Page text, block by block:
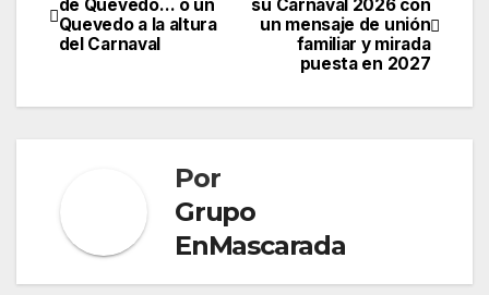
m
e
T
l
m
a
de
su Carnaval 2026 con
un mensaje de unión
familiar y mirada
puesta en 2027
de Quevedo… o un
Quevedo a la altura
del Carnaval
Por
Grupo
EnMascarada